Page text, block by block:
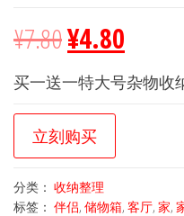
¥7.80¥4.80
买一送一特大号杂物收
立刻购买
分类： 收纳整理
标签： 伴侣, 储物箱, 客厅, 家,